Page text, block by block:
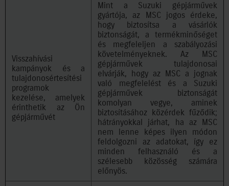
Visszahívási
kampányok és a
tulajdonosértesítési
programok
kezelése, amelyek
érinthetik az Ön
gépjárművét
Mint a Suzuki gépjárművek
gyártója, az MSC jogos érdeke,
hogy biztosítsa a vásárlók
biztonságát, a termékminőséget
és megfeleljen a szabályozási
követelményeknek. Az MSC
gépjárművek tulajdonosai
elvárják, hogy az MSC a jognak
való megfelelést és a Suzuki
gépjárművek biztonságát
komolyan vegye, aminek
biztosításához közérdek fűződik;
hátrányokkal járhat, ha az MSC
nem lenne képes ilyen módon
feldolgozni az adatokat, így ez
minden felhasználó és a
szélesebb közösség számára
előnyös.